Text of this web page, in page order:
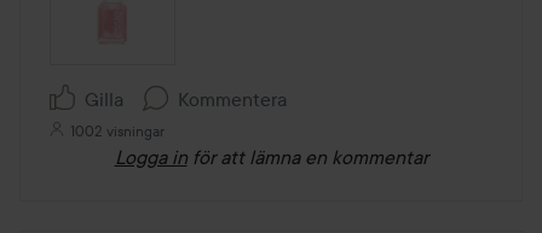
Gilla Kommentera
1002 visningar
Logga in för att lämna en kommentar